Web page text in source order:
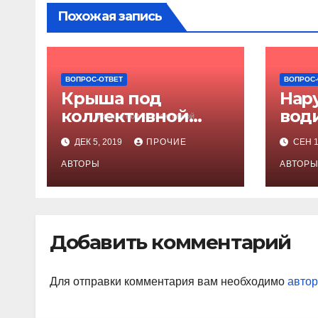
Похожая запись
ВОПРОС-ОТВЕТ
Крыша под
коллективной
ответственностью
ДЕК 5, 2019 ПРОЧИЕ
АВТОРЫ
СЕН
АВТОРЫ
Добавить комментарий
Для отправки комментария вам необходимо